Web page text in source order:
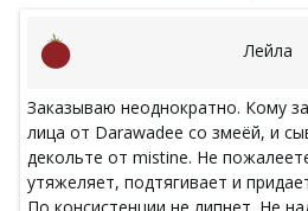
Лейла
Заказываю неоднократно. Кому
лица от Darawadee со змеёй, и
декольте от mistine. Не
утяжеляет, подтягивает и